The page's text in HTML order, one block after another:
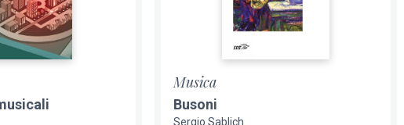
Musica
Busoni
Sergio Sablich